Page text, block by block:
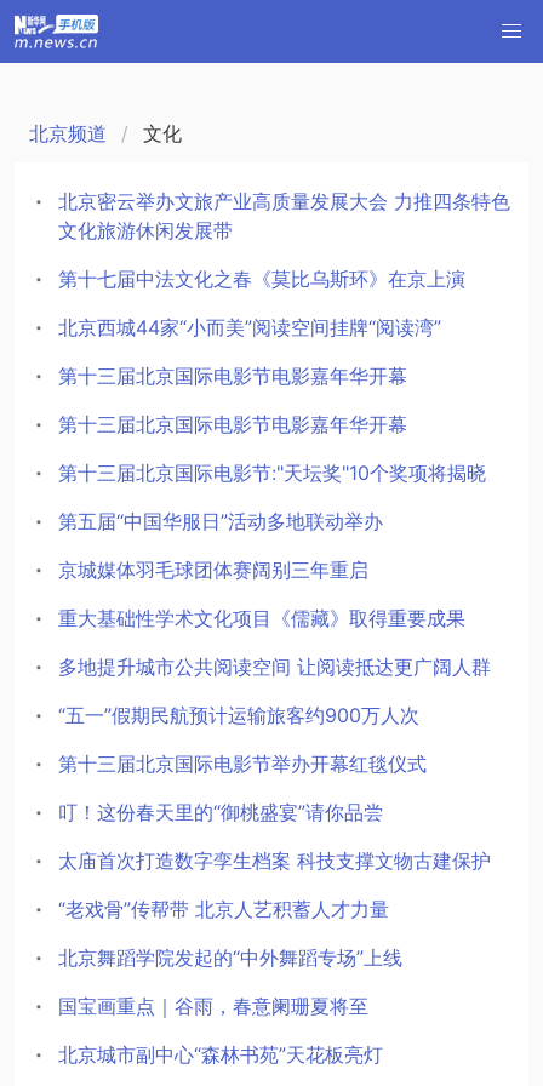
北京频道 文化
北京密云举办文旅产业高质量发展大会 力推四条特色
文化旅游休闲发展带
第十七届中法文化之春《莫比乌斯环》在京上演
北京西城44家“小而美”阅读空间挂牌“阅读湾”
第十三届北京国际电影节电影嘉年华开幕
第十三届北京国际电影节电影嘉年华开幕
第十三届北京国际电影节:"天坛奖"10个奖项将揭晓
第五届“中国华服日”活动多地联动举办
京城媒体羽毛球团体赛阔别三年重启
重大基础性学术文化项目《儒藏》取得重要成果
多地提升城市公共阅读空间 让阅读抵达更广阔人群
“五一”假期民航预计运输旅客约900万人次
第十三届北京国际电影节举办开幕红毯仪式
叮！这份春天里的“御桃盛宴”请你品尝
太庙首次打造数字孪生档案 科技支撑文物古建保护
“老戏骨”传帮带 北京人艺积蓄人才力量
北京舞蹈学院发起的“中外舞蹈专场”上线
国宝画重点｜谷雨，春意阑珊夏将至
北京城市副中心“森林书苑”天花板亮灯